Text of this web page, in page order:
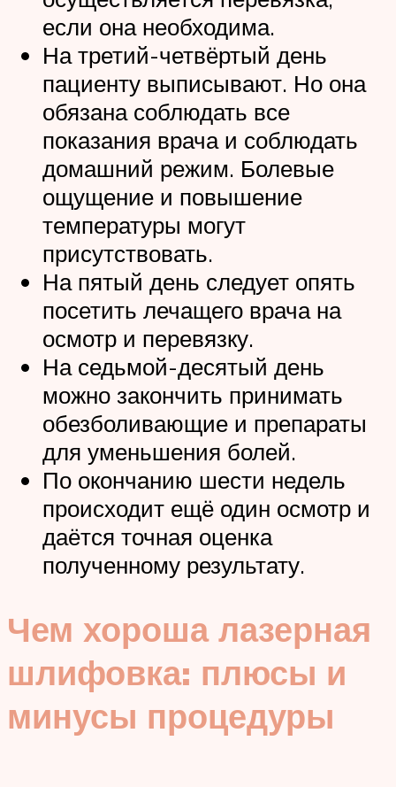
если она необходима.
На третий-четвёртый день
пациенту выписывают. Но она
обязана соблюдать все
показания врача и соблюдать
домашний режим. Болевые
ощущение и повышение
температуры могут
присутствовать.
На пятый день следует опять
посетить лечащего врача на
осмотр и перевязку.
На седьмой-десятый день
можно закончить принимать
обезболивающие и препараты
для уменьшения болей.
По окончанию шести недель
происходит ещё один осмотр и
даётся точная оценка
полученному результату.
Чем хороша лазерная
шлифовка: плюсы и
минусы процедуры